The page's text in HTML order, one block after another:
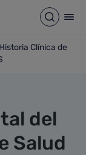
Abrir
de migas
Historia Clínica
Clínica de
del
Salud